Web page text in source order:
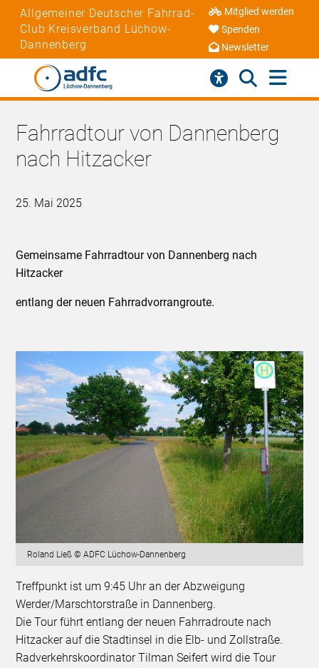
Allgemeiner Deutscher Fahrrad-
Club Kreisverband Lüchow-
Dannenberg
Mitglied werden
Spenden
Newsletter
Fahrradtour von Dannenberg
nach Hitzacker
25. Mai 2025
Gemeinsame Fahrradtour von Dannenberg nach
Hitzacker
entlang der neuen Fahrradvorrangroute.
Roland Ließ © ADFC Lüchow-Dannenberg
Treffpunkt ist um 9:45 Uhr an der Abzweigung
Werder/Marschtorstraße in Dannenberg.
Die Tour führt entlang der neuen Fahrradroute nach
Hitzacker auf die Stadtinsel in die Elb- und Zollstraße.
Radverkehrskoordinator Tilman Seifert wird die Tour